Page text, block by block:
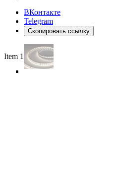
ВКонтакте
Telegram
Скопировать ссылку
Item 1 of 5